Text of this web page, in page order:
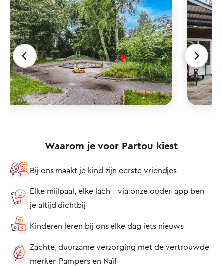
Waarom je voor Partou kiest
Bij ons maakt je kind zijn eerste vriendjes
Elke mijlpaal, elke lach – via onze ouder-app ben
je altijd dichtbij
Kinderen leren bij ons elke dag iets nieuws
Zachte, duurzame verzorging met de vertrouwde
merken Pampers en Naïf